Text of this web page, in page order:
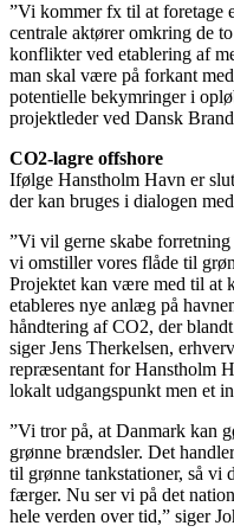
”Vi kommer fx til at foretage
centrale aktører omkring de
konflikter ved etablering af
man skal være på forkant
potentielle bekymringer i
projektleder ved Dansk
CO2-lagre offshore
Ifølge Hanstholm Havn er
der kan bruges i dialogen
”Vi vil gerne skabe
vi omstiller vores flåde til
Projektet kan være med til at
etableres nye anlæg på
håndtering af CO2, der
siger Jens Therkelsen,
repræsentant for Hanstholm
lokalt udgangspunkt men et
”Vi tror på, at Danmark kan
grønne brændsler. Det
til grønne tankstationer, så vi
færger. Nu ser vi på det
hele verden over tid,” siger